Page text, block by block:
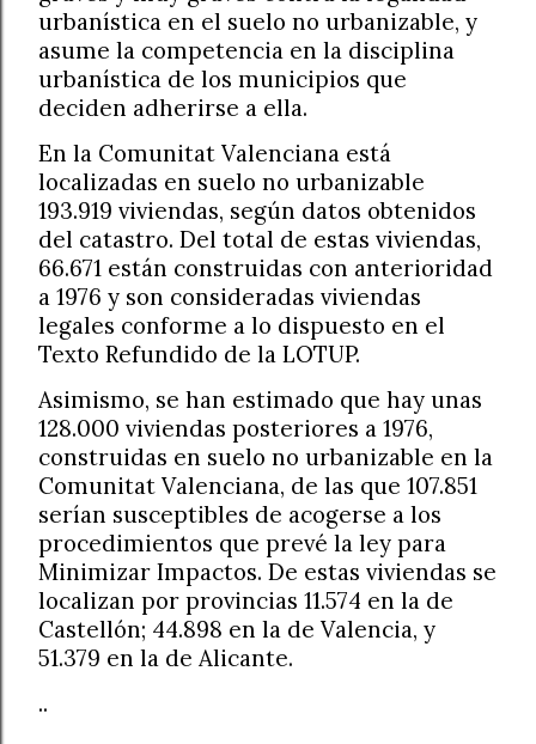
urbanística en el suelo no urbanizable, y
asume la competencia en la disciplina
urbanística de los municipios que
deciden adherirse a ella.
En la Comunitat Valenciana está
localizadas en suelo no urbanizable
193.919 viviendas, según datos obtenidos
del catastro. Del total de estas viviendas,
66.671 están construidas con anterioridad
a 1976 y son consideradas viviendas
legales conforme a lo dispuesto en el
Texto Refundido de la LOTUP.
Asimismo, se han estimado que hay unas
128.000 viviendas posteriores a 1976,
construidas en suelo no urbanizable en la
Comunitat Valenciana, de las que 107.851
serían susceptibles de acogerse a los
procedimientos que prevé la ley para
Minimizar Impactos. De estas viviendas se
localizan por provincias 11.574 en la de
Castellón; 44.898 en la de Valencia, y
51.379 en la de Alicante.
..